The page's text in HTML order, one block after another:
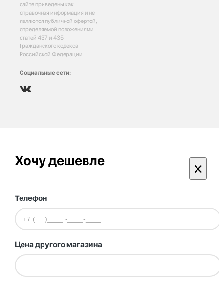
сайте приведены как
справочная информация и не
являются публичной офертой,
определяемой положениями
статей 437 и 435
Гражданского кодекса
Российской Федерации
Социальные сети:
Хочу дешевле ×
Телефон
Цена другого магазина